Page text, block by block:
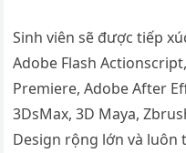
Sinh viên sẽ được tiếp
Adobe Flash
Premiere, Adobe After
3DsMax, 3D Maya,
Design rộng lớn và luôn